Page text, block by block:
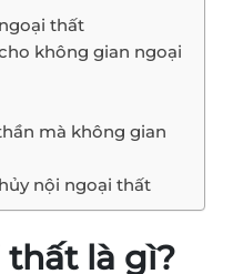
thất
không gian ngoại
mà không gian
nội ngoại thất
thất là gì?